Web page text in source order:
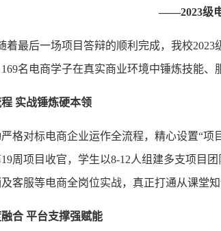
——2023级
着最后一场项目答辩的顺利完成，我校
名电商学子在真实商业环境中锤炼技能、
实战锤炼硬本领
格对标电商企业运作全流程，精心设置“
周项目收官，学生以8-12人组建多支项目
客服等电商全岗位实战，真正打通从课堂知
合 平台支撑强赋能